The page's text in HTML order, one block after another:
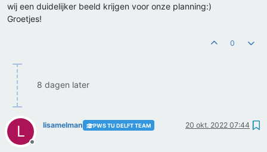
wij een duidelijker beeld krijgen voor onze planning:)
Groetjes!
0
8 dagen later
L
Offline
lisamelman PWS TU DELFT TEAM 20 okt. 2022 07:44